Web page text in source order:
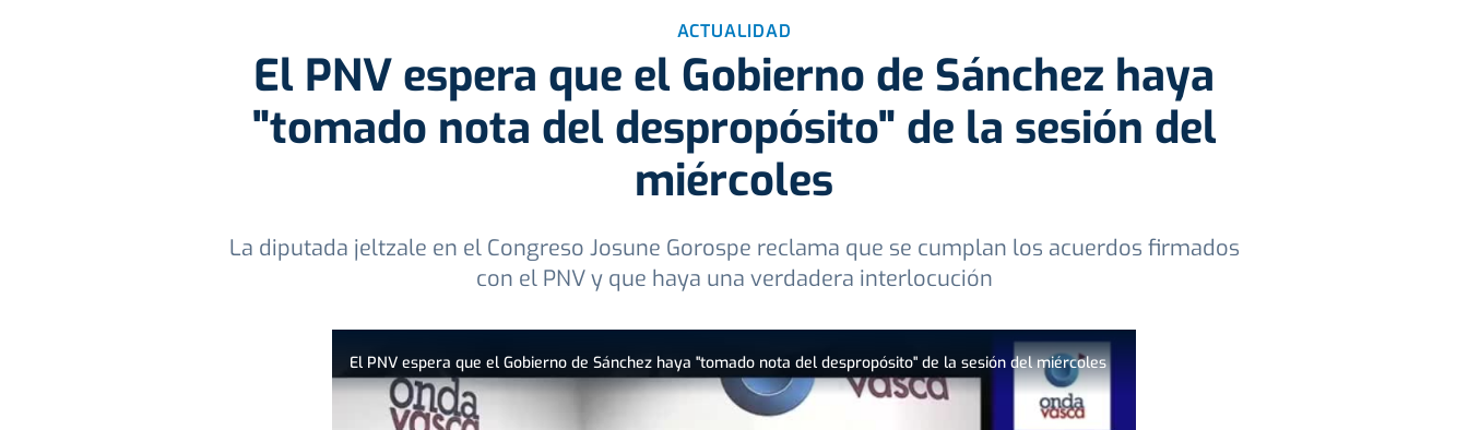
ACTUALIDAD
El PNV espera que el Gobierno de Sánchez haya
"tomado nota del despropósito" de la sesión del
miércoles
La diputada jeltzale en el Congreso Josune Gorospe reclama que se cumplan los acuerdos firmados
con el PNV y que haya una verdadera interlocución
El PNV espera que el Gobierno de Sánchez haya "tomado nota del despropósito" de la sesión del miércoles